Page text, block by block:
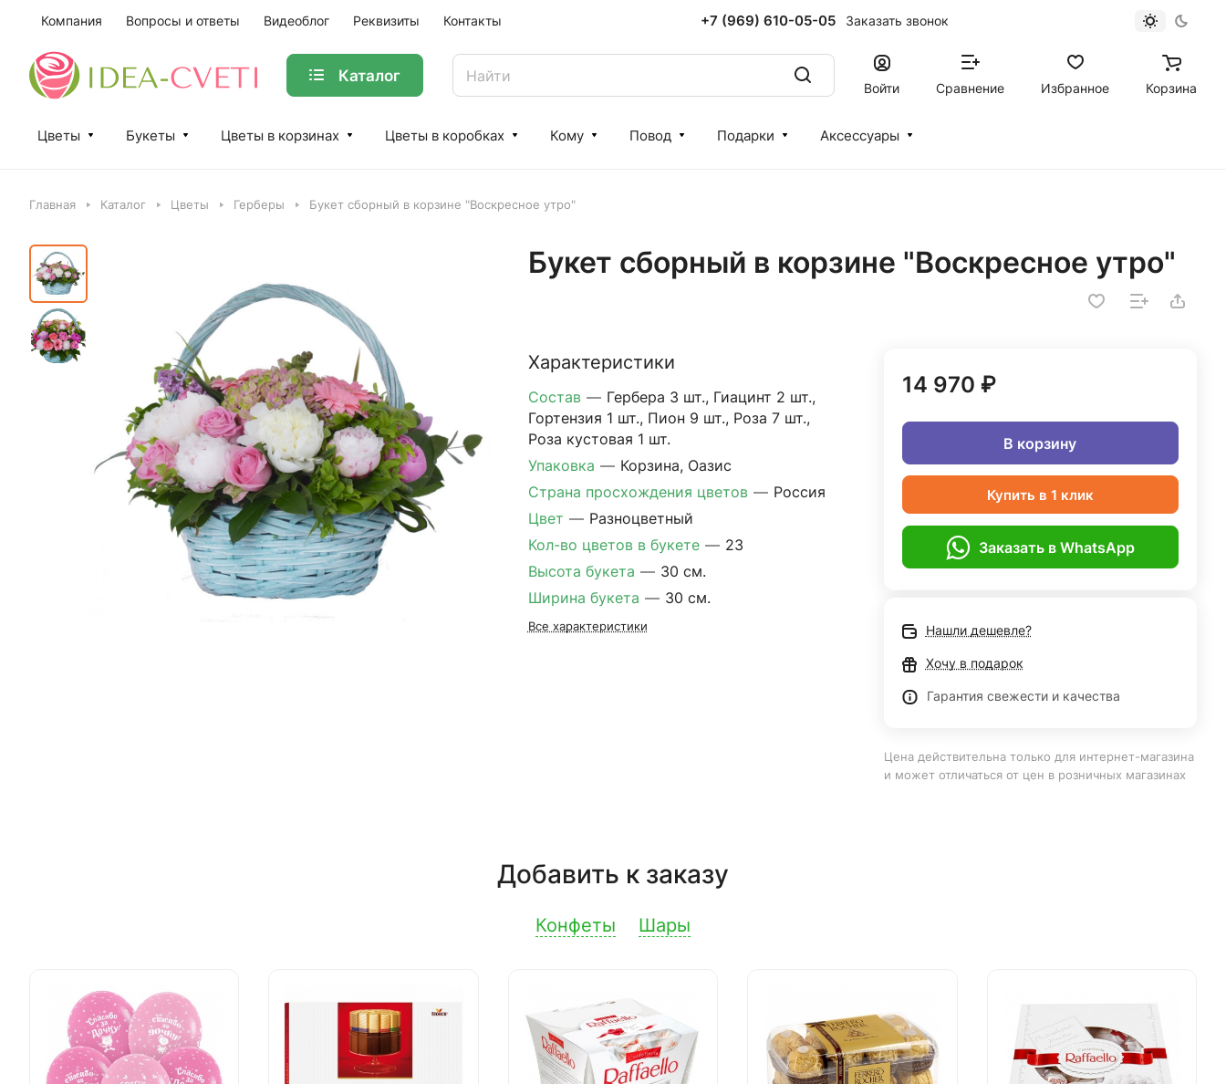
Компания Вопросы и ответы Видеоблог Реквизиты Контакты +7 (969) 610-05-05 Заказать звонок
Каталог
Войти Сравнение Избранное Корзина
Цветы Букеты Цветы в корзинах Цветы в коробках Кому Повод Подарки Аксессуары
Главная Каталог Цветы Герберы Букет сборный в корзине "Воскресное утро"
Букет сборный в корзине "Воскресное утро"
Характеристики
Состав — Гербера 3 шт., Гиацинт 2 шт.,
Гортензия 1 шт., Пион 9 шт., Роза 7 шт.,
Роза кустовая 1 шт.
Упаковка — Корзина, Оазис
Страна просхождения цветов — Россия
Цвет — Разноцветный
Кол-во цветов в букете — 23
Высота букета — 30 см.
Ширина букета — 30 см.
Все характеристики
14 970 ₽
В корзину
Купить в 1 клик
Заказать в WhatsApp
Нашли дешевле?
Хочу в подарок
Гарантия свежести и качества
Цена действительна только для интернет-магазина
и может отличаться от цен в розничных магазинах
Добавить к заказу
Конфеты Шары